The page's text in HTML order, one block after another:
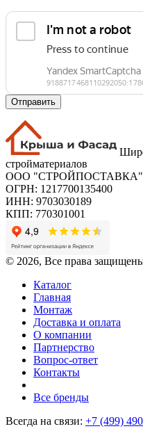
Отправить
стройматериалов
ООО "СТРОЙПОСТАВКА"
ОГРН: 1217700135400
ИНН: 9703030189
КПП: 770301001
© 2026, Все права
Каталог
Главная
Монтаж
Доставка и оплата
О компании
Партнерство
Вопрос-ответ
Контакты
Все бренды
Всегда на связи: +7 (499)